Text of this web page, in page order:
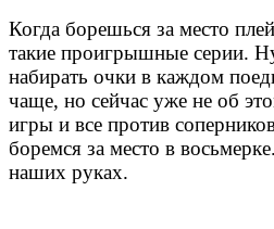
Когда борешься за место
такие проигрышные серии.
набирать очки в каждом
чаще, но сейчас уже не об
игры и все против
боремся за место в
наших руках.